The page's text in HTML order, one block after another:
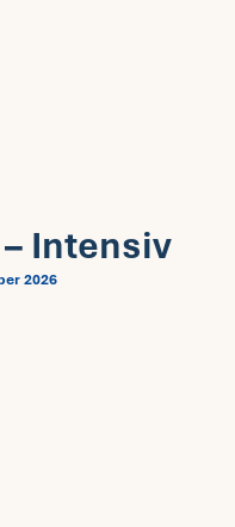
Intensiv
2026